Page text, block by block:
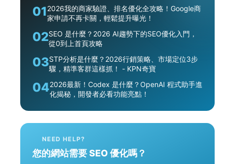
012026我的商家驗證、排名優化全攻略！Google商
家申請不再卡關，輕鬆提升曝光！
02SEO 是什麼？2026 AI趨勢下的SEO優化入門，
從0到上首頁攻略
03STP分析是什麼？2026行銷策略、市場定位3步
驟，精準客群這樣抓！ - KPN奇寶
042026最新！Codex 是什麼？OpenAI 程式助手進
化揭秘，開發者必看功能亮點！
NEED HELP?
您的網站需要 SEO 優化嗎？